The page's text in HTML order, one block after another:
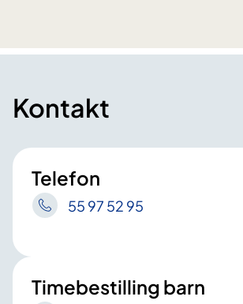
Kontakt
Telefon
55 97 52 95
Timebestilling barn